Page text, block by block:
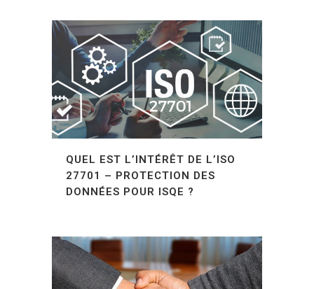
QUEL EST L’INTÉRÊT DE L’ISO
27701 – PROTECTION DES
DONNÉES POUR ISQE ?